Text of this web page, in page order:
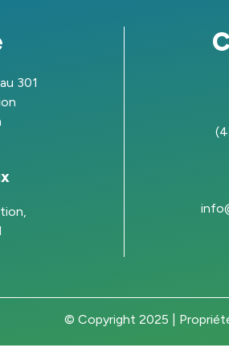
301
© Copyright 2025 |